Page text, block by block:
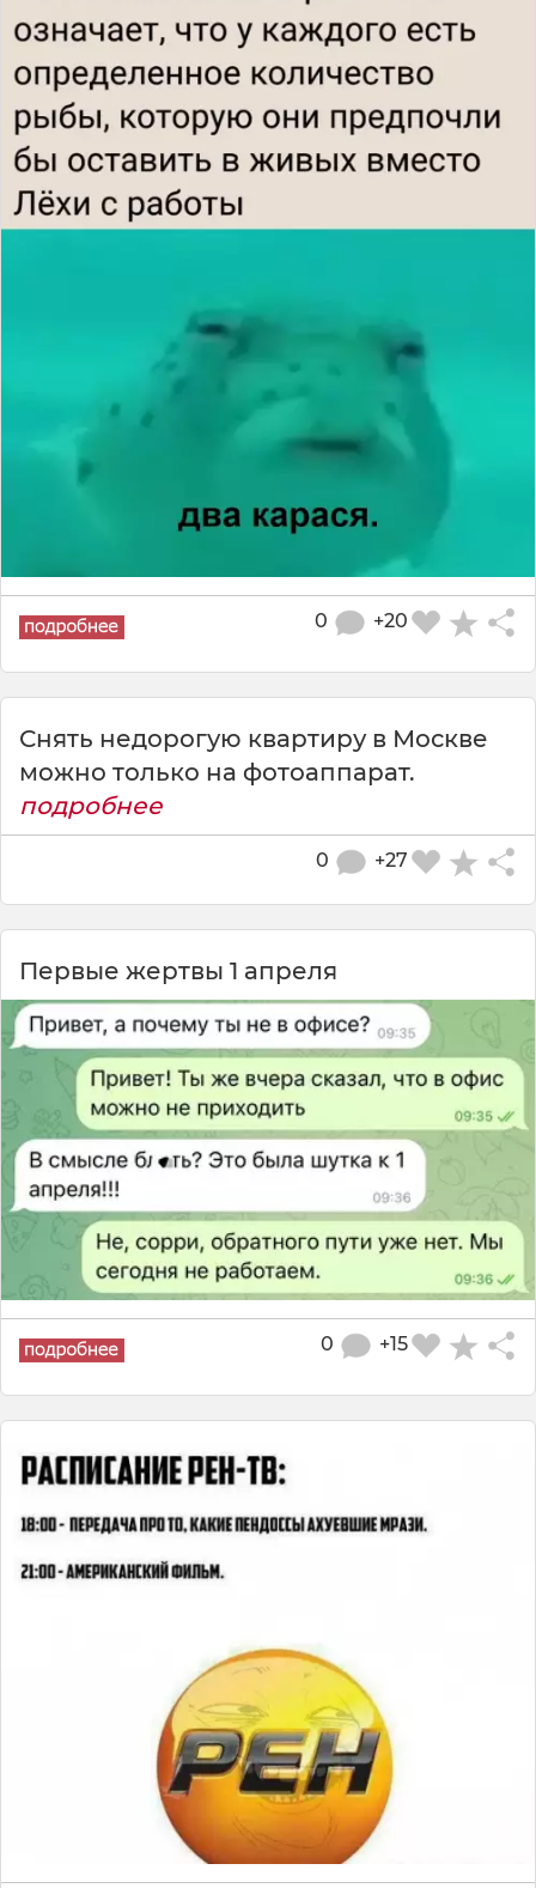
+20
0
Снять недорогую квартиру в Москве
можно только на фотоаппарат.
подробнее
+27
0
Первые жертвы 1 апреля
+15
0